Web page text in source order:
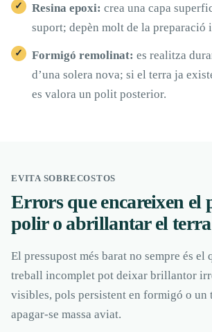
Resina epoxi: crea una capa
suport; depèn molt de la preparació
Formigó remolinat: es realitza
d’una solera nova; si el terra ja
es valora un polit posterior.
EVITA SOBRECOSTOS
Errors que encareixen el
polir o abrillantar el terra
El pressupost més barat no sempre és el
treball incomplet pot deixar brillantor
visibles, pols persistent en formigó o un
apagar-se massa aviat.